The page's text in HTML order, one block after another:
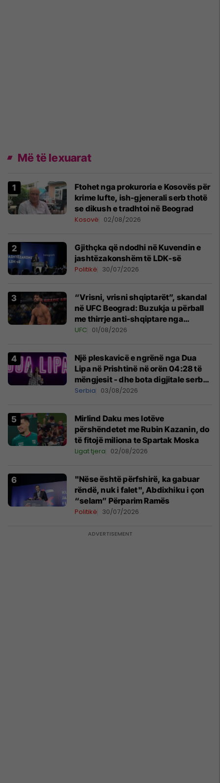
Më të lexuarat
Ftohet nga prokuroria e Kosovës për
krime lufte, ish-gjenerali serb thotë
se dikush e tradhtoi në Beograd
Kosovë 02/08/2026
Gjithçka që ndodhi në Kuvendin e
jashtëzakonshëm të LDK-së
Politikë 30/07/2026
“Vrisni, vrisni shqiptarët”, skandal
në UFC Beograd: Buzukja u përball
me thirrje anti-shqiptare nga
tribunat
UFC 01/08/2026
Një pleskavicë e ngrënë nga Dua
Lipa në Prishtinë në orën 04:28 të
mëngjesit - dhe bota digjitale serbe
shpall gjendjen e luftës
Serbia 03/08/2026
Mirlind Daku mes lotëve
përshëndetet me Rubin Kazanin, do
të fitojë miliona te Spartak Moska
Ligat tjera 02/08/2026
"Nëse është përfshirë, ka gabuar
rëndë, nuk i falet", Abdixhiku i çon
“selam” Përparim Ramës
Politikë 30/07/2026